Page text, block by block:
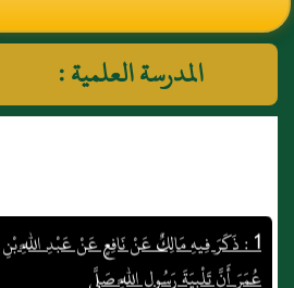
النووي رحمهم الله تعالى
المدرسة العلمية :
1 : ذَكَرَ فِيهِ مَالِكٌ عَنْ نَافِعٍ عَنْ عَبْدِ اللَّهِ بْنِ
عُمَرَ أَنَّ تَلْبِيَةَ رَسُولِ اللَّهِ صَلَّى
اللَّهُ عَلَيْهِ وَسَلَّمَ لَبَّيْكَ اللَّهُمَّ لَبَّيْكَ لَبَّيْكَ لَا